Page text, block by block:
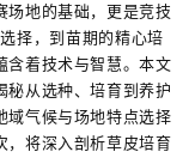
场地的基础，更是竞技
择，到苗期的精心培
含着技术与智慧。本文
秘从选种、培育到养护
域气候与场地特点选择
，将深入剖析草皮培育